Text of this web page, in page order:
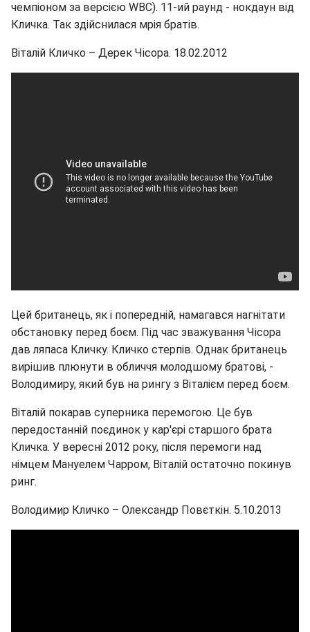
чемпіоном за версією WBC). 11-ий раунд - нокдаун від
Кличка. Так здійснилася мрія братів.
Віталій Кличко – Дерек Чісора. 18.02.2012
Цей британець, як і попередній, намагався нагнітати
обстановку перед боєм. Під час зважування Чісора
дав ляпаса Кличку. Кличко стерпів. Однак британець
вирішив плюнути в обличчя молодшому братові, -
Володимиру, який був на рингу з Віталієм перед боєм.
Віталій покарав суперника перемогою. Це був
передостанній поєдинок у кар'єрі старшого брата
Кличка. У вересні 2012 року, після перемоги над
німцем Мануелем Чарром, Віталій остаточно покинув
ринг.
Володимир Кличко – Олександр Повєткін. 5.10.2013